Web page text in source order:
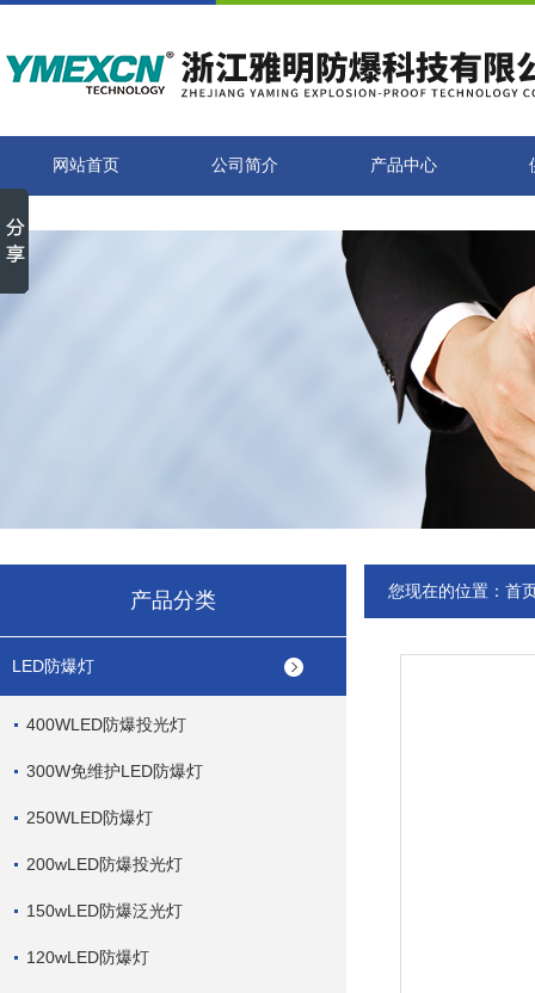
网站首页 公司简介 产品中心
产品分类
LED防爆灯
400WLED防爆投光灯
300W免维护LED防爆灯
250WLED防爆灯
200wLED防爆投光灯
150wLED防爆泛光灯
120wLED防爆灯
您现在的位置： 首